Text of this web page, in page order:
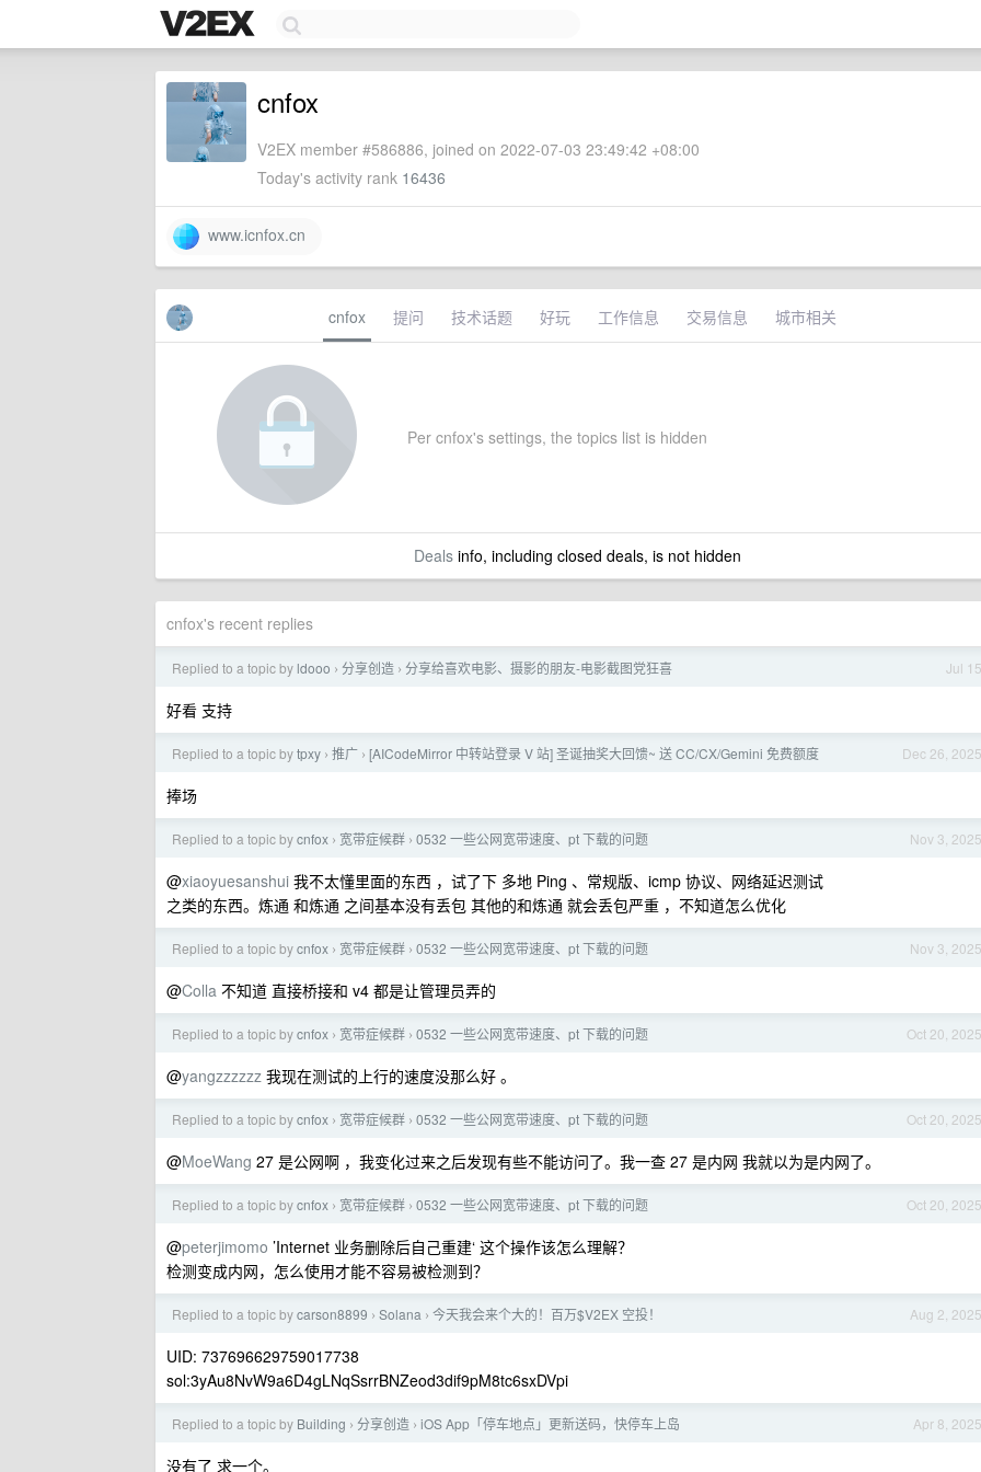
cnfox
V2EX member #586886, joined on 2022-07-03 23:49:42 +08:00
Today's activity rank 16436
www.icnfox.cn
cnfox 提问 技术话题 好玩 工作信息 交易信息 城市相关
Per cnfox's settings, the topics list is hidden
Dealsinfo, including closed deals, is not hidden
cnfox's recent replies
Jul 15
Replied to a topic by ldooo › 分享创造 › 分享给喜欢电影、摄影的朋友-电影截图党狂喜
好看 支持
Dec 26, 2025
Replied to a topic bytpxy › 推广 › [AICodeMirror 中转站登录 V 站] 圣诞抽奖大回馈~ 送 CC/CX/Gemini 免费额度
捧场
Nov 3, 2025
Replied to a topic bycnfox › 宽带症候群 › 0532 一些公网宽带速度、pt 下载的问题
@xiaoyuesanshui 我不太懂里面的东西 ，试了下 多地 Ping 、常规版、icmp 协议、网络延迟测试
之类的东西。炼通 和炼通 之间基本没有丢包 其他的和炼通 就会丢包严重 ，不知道怎么优化
Nov 3, 2025
Replied to a topic bycnfox › 宽带症候群 › 0532 一些公网宽带速度、pt 下载的问题
@Colla 不知道 直接桥接和 v4 都是让管理员弄的
Oct 20, 2025
Replied to a topic bycnfox › 宽带症候群 › 0532 一些公网宽带速度、pt 下载的问题
@yangzzzzzz 我现在测试的上行的速度没那么好 。
Oct 20, 2025
Replied to a topic bycnfox › 宽带症候群 › 0532 一些公网宽带速度、pt 下载的问题
@MoeWang 27 是公网啊 ，我变化过来之后发现有些不能访问了。我一查 27 是内网 我就以为是内网了。
Oct 20, 2025
Replied to a topic bycnfox › 宽带症候群 › 0532 一些公网宽带速度、pt 下载的问题
@peterjimomo ’Internet 业务删除后自己重建‘ 这个操作该怎么理解？
检测变成内网，怎么使用才能不容易被检测到？
Aug 2, 2025
Replied to a topic bycarson8899 › Solana › 今天我会来个大的！百万$V2EX 空投！
UID: 737696629759017738
sol:3yAu8NvW9a6D4gLNqSsrrBNZeod3dif9pM8tc6sxDVpi
Apr 8, 2025
Replied to a topic by Building › 分享创造 › iOS App「停车地点」更新送码，快停车上岛
没有了 求一个。